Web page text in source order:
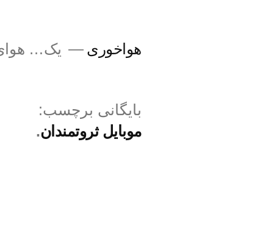
هواخوری یک…
بایگانی برچسب:
موبایل ثروتمندان